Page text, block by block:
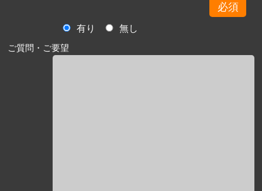
必須
有り
無し
ご質問・ご要望